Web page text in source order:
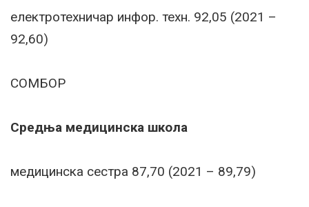
електротехничар инфор. техн. 92,05 (2021 –
92,60)
СОМБОР
Средња медицинска школа
медицинска сестра 87,70 (2021 – 89,79)